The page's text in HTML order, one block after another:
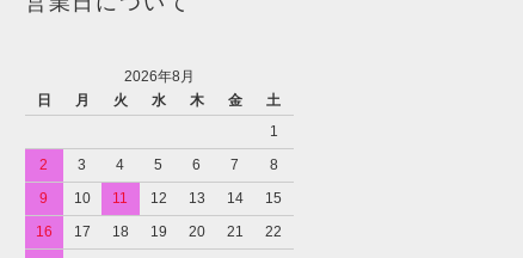
2026年8月
日
月 火 水 木 金
土
1
2
3 4 5 6 7
8
9
10 11 12 13 14
15
16
17 18 19 20 21
22